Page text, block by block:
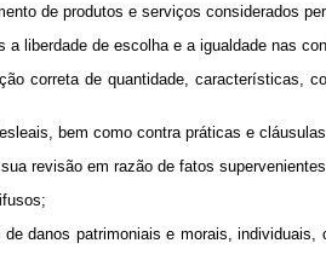
de produtos e serviços considerados
de escolha e a igualdade nas
correta de quantidade, características,
bem como contra práticas e
em razão de fatos
patrimoniais e morais, individuais,